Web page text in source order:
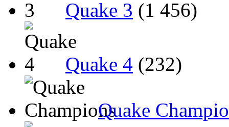
Quake 3 (1 456)
Quake 4 (232)
Quake